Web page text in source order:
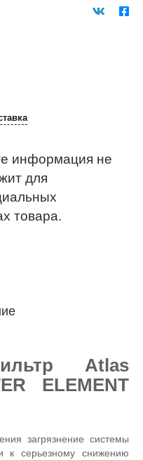
информация не
для
товара.
Atlas
ELEMENT
загрязнение системы
к серьезному снижению